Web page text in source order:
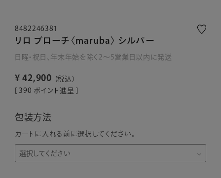
8482246381
リロ ブローチ〈maruba〉 シルバー
日曜・祝日、年末年始を除く2～5営業日以内に発送
¥ 42,900
税込
390 ポイント進呈 ]
包装方法
カートに入れる前に選択してください。